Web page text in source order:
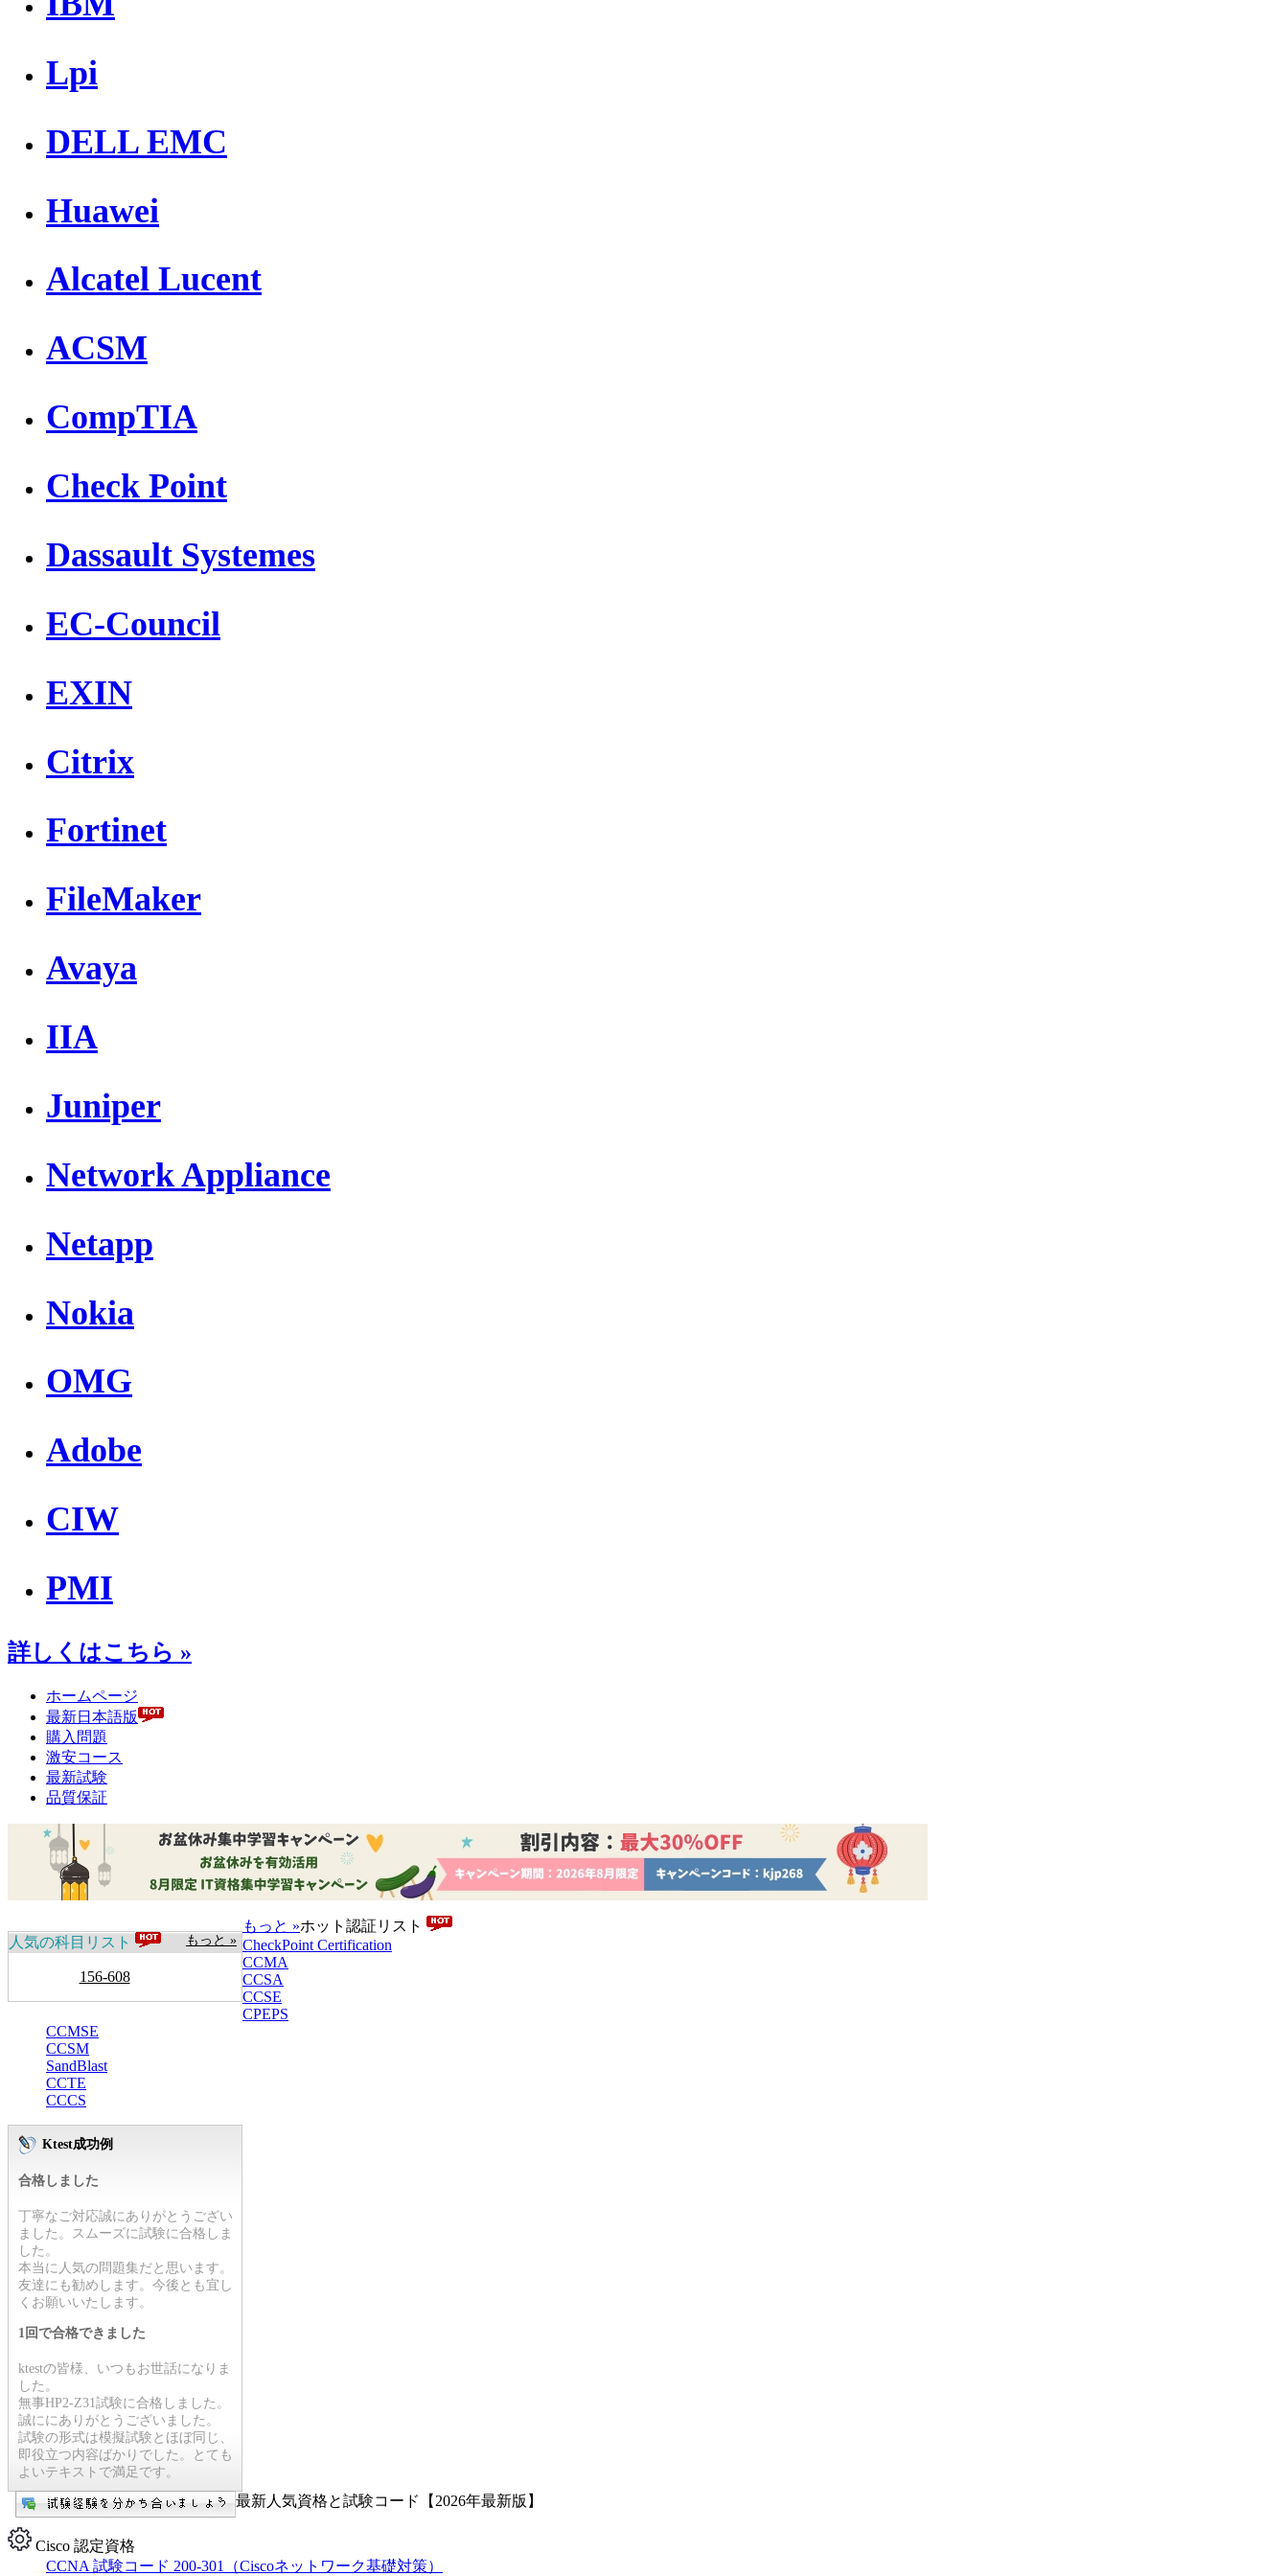
Lpi
DELL EMC
Huawei
Alcatel Lucent
ACSM
CompTIA
Check Point
Dassault Systemes
EC-Council
EXIN
Citrix
Fortinet
FileMaker
Avaya
IIA
Juniper
Network Appliance
Netapp
Nokia
OMG
Adobe
CIW
PMI
詳しくはこちら »
ホームページ
最新日本語版
購入問題
激安コース
最新試験
品質保証
もっと »
人気の科目リスト
156-608
もっと »ホット認証リスト
CheckPoint Certification
CCMA
CCSA
CCSE
CPEPS
CCMSE
CCSM
SandBlast
CCTE
CCCS
Ktest成功例
合格しました
丁寧なご対応誠にありがとうござい
ました。スムーズに試験に合格しま
した。
本当に人気の問題集だと思います。
友達にも勧めします。今後とも宜し
くお願いいたします。
1回で合格できました
ktestの皆様、いつもお世話になりま
した。
無事HP2-Z31試験に合格しました。
誠ににありがとうございました。
試験の形式は模擬試験とほぼ同じ、
即役立つ内容ばかりでした。とても
よいテキストで満足です。
最新人気資格と試験コード【2026年最新版】
Cisco 認定資格
CCNA 試験コード 200-301（Ciscoネットワーク基礎対策）